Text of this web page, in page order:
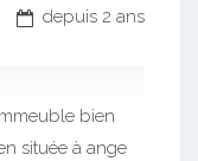
depuis 2 ans
bien
située à ange